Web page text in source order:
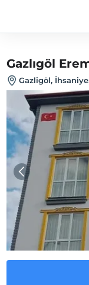
Gazlıgöl
Gazligöl,